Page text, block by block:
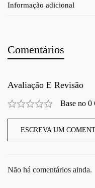
Informação adicional
Comentários
Avaliação E Revisão
Base no 0
ESCREVA UM
Não há comentários ainda.